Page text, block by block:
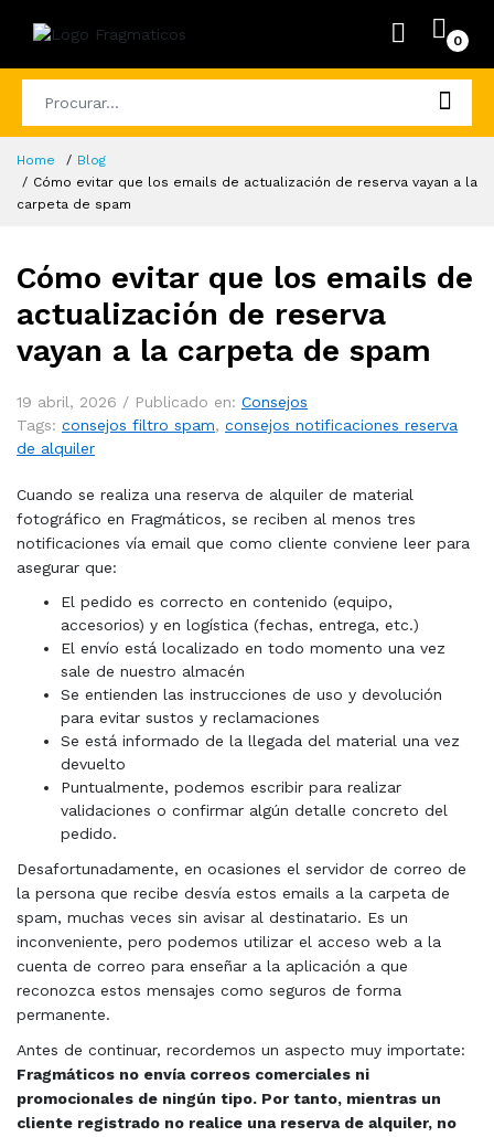
0
Home
Blog
Cómo evitar que los emails de actualización de reserva vayan a la
carpeta de spam
Cómo evitar que los emails de
actualización de reserva
vayan a la carpeta de spam
19 abril, 2026 / Publicado en: Consejos
Tags: consejos filtro spam, consejos notificaciones reserva
de alquiler
Cuando se realiza una reserva de alquiler de material
fotográfico en Fragmáticos, se reciben al menos tres
notificaciones vía email que como cliente conviene leer para
asegurar que:
El pedido es correcto en contenido (equipo,
accesorios) y en logística (fechas, entrega, etc.)
El envío está localizado en todo momento una vez
sale de nuestro almacén
Se entienden las instrucciones de uso y devolución
para evitar sustos y reclamaciones
Se está informado de la llegada del material una vez
devuelto
Puntualmente, podemos escribir para realizar
validaciones o confirmar algún detalle concreto del
pedido.
Desafortunadamente, en ocasiones el servidor de correo de
la persona que recibe desvía estos emails a la carpeta de
spam, muchas veces sin avisar al destinatario. Es un
inconveniente, pero podemos utilizar el acceso web a la
cuenta de correo para enseñar a la aplicación a que
reconozca estos mensajes como seguros de forma
permanente.
Antes de continuar, recordemos un aspecto muy importate:
Fragmáticos no envía correos comerciales ni
promocionales de ningún tipo. Por tanto, mientras un
cliente registrado no realice una reserva de alquiler, no